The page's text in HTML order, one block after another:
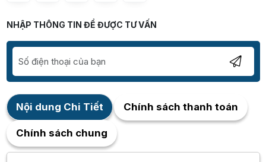
NHẬP THÔNG TIN ĐỂ ĐƯỢC TƯ VẤN
Nội dung Chi Tiết Chính sách thanh toán
Chính sách chung